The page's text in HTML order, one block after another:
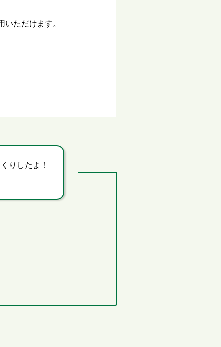
ただけます。
りしたよ！